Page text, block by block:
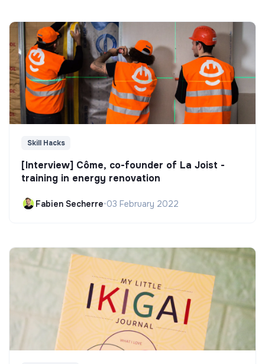
Skill Hacks
[Interview] Côme, co-founder of La Joist -
training in energy renovation
Fabien Secherre•03 February 2022